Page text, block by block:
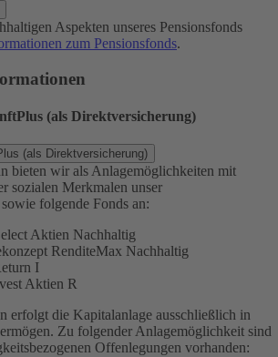
Aspekten unseres Pensionsfonds
zum Pensionsfonds.
(als Direktversicherung)
(als Direktversicherung)
bieten wir als Anlagemöglichkeiten mit
sozialen Merkmalen unser
folgende Fonds an:
Aktien Nachhaltig
RenditeMax Nachhaltig
I
Aktien R
erfolgt die Kapitalanlage ausschließlich in
Zu folgender Anlagemöglichkeit sind
Offenlegungen vorhanden: